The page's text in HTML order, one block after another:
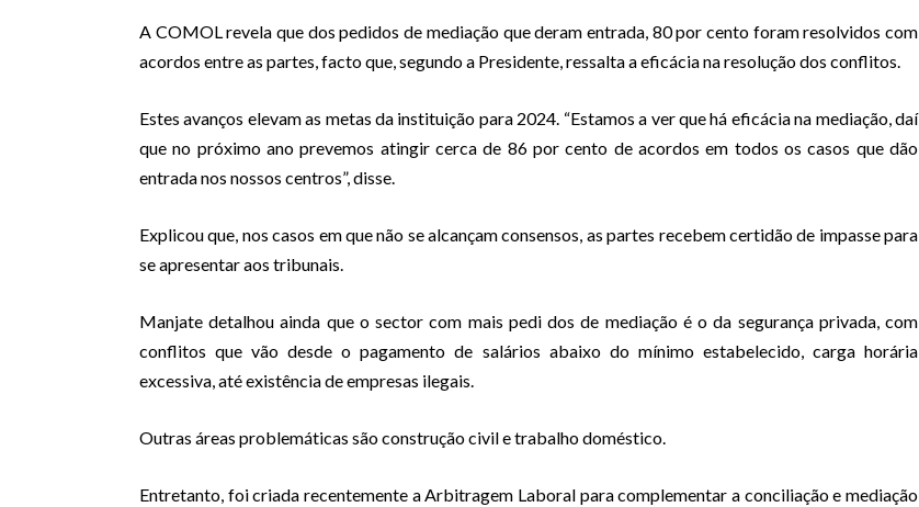
A COMOL revela que dos pedidos de mediação que deram entrada, 80 por cento foram resolvidos com
acordos entre as partes, facto que, segundo a Presidente, ressalta a eficácia na resolução dos conflitos.
Estes avanços elevam as metas da instituição para 2024. “Estamos a ver que há eficácia na mediação, daí
que no próximo ano prevemos atingir cerca de 86 por cento de acordos em todos os casos que dão
entrada nos nossos centros”, disse.
Explicou que, nos casos em que não se alcançam consensos, as partes recebem certidão de impasse para
se apresentar aos tribunais.
Manjate detalhou ainda que o sector com mais pedi dos de mediação é o da segurança privada, com
conflitos que vão desde o pagamento de salários abaixo do mínimo estabelecido, carga horária
excessiva, até existência de empresas ilegais.
Outras áreas problemáticas são construção civil e trabalho doméstico.
Entretanto, foi criada recentemente a Arbitragem Laboral para complementar a conciliação e mediação